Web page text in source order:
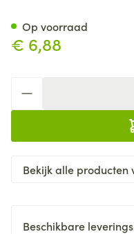
€ 6,88
Op voorraad
Bekijk alle producten
Beschikbare